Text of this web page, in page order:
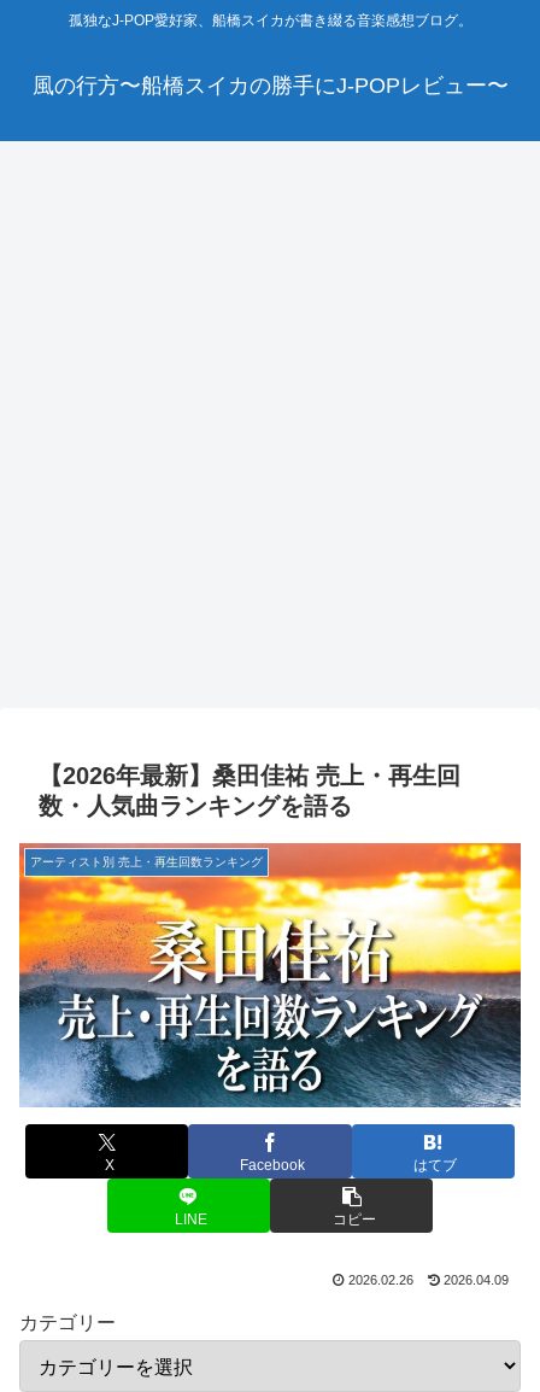
孤独なJ-POP愛好家、船橋スイカが書き綴る音楽感想ブログ。
風の行方〜船橋スイカの勝手にJ-POPレビュー〜
【2026年最新】桑田佳祐 売上・再生回
数・人気曲ランキングを語る
アーティスト別 売上・再生回数ランキング
X Facebook はてブ
LINE コピー
2026.02.26 2026.04.09
カテゴリー